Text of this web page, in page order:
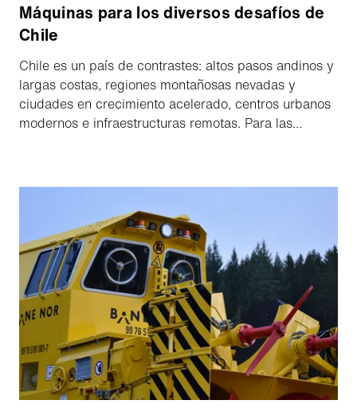
Máquinas para los diversos desafíos de
Chile
Chile es un país de contrastes: altos pasos andinos y
largas costas, regiones montañosas nevadas y
ciudades en crecimiento acelerado, centros urbanos
modernos e infraestructuras remotas. Para las